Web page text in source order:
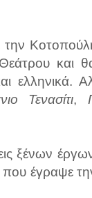
και
ελληνικά.
Τενασίτι,
έργων
έγραψε